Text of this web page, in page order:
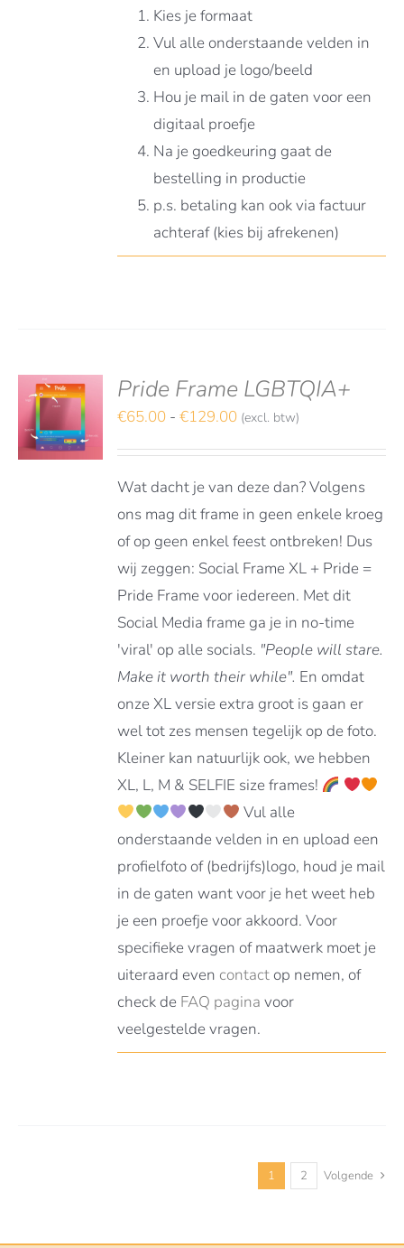
Kies je formaat
Vul alle onderstaande velden in
en upload je logo/beeld
Hou je mail in de gaten voor een
digitaal proefje
Na je goedkeuring gaat de
bestelling in productie
p.s. betaling kan ook via factuur
achteraf (kies bij afrekenen)
Pride Frame LGBTQIA+
€65.00 - €129.00Prijsklasse:
€129.00
(excl. btw)
Wat dacht je van deze dan? Volgens
ons mag dit frame in geen enkele kroeg
of op geen enkel feest ontbreken! Dus
wij zeggen: Social Frame XL + Pride =
Pride Frame voor iedereen. Met dit
Social Media frame ga je in no-time
'viral' op alle socials. "People will stare.
Make it worth their while". En omdat
onze XL versie extra groot is gaan er
wel tot zes mensen tegelijk op de foto.
Kleiner kan natuurlijk ook, we hebben
XL, L, M & SELFIE size frames!
Vul alle
onderstaande velden in en upload een
profielfoto of (bedrijfs)logo, houd je mail
in de gaten want voor je het weet heb
je een proefje voor akkoord. Voor
specifieke vragen of maatwerk moet je
uiteraard even contactop nemen, of
check de FAQ pagina voor
veelgestelde vragen.
1 2 Volgende